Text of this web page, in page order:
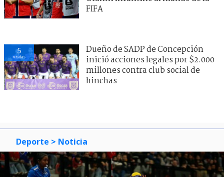
FIFA
5
visitas
Dueño de SADP de Concepción
inició acciones legales por $2.000
millones contra club social de
hinchas
Deporte > Noticia